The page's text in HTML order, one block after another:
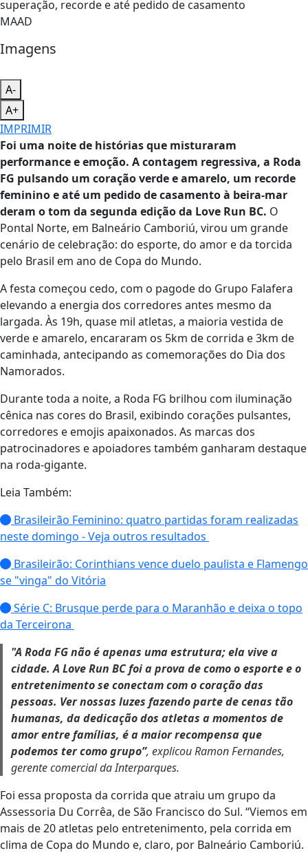
MAAD
Imagens
A-
A+
IMPRIMIR
Foi uma noite de histórias que misturaram
performance e emoção. A contagem regressiva, a Roda
FG pulsando um coração verde e amarelo, um recorde
feminino e até um pedido de casamento à beira-mar
deram o tom da segunda edição da Love Run BC. O
Pontal Norte, em Balneário Camboriú, virou um grande
cenário de celebração: do esporte, do amor e da torcida
pelo Brasil em ano de Copa do Mundo.
A festa começou cedo, com o pagode do Grupo Falafera
elevando a energia dos corredores antes mesmo da
largada. Às 19h, quase mil atletas, a maioria vestida de
verde e amarelo, encararam os 5km de corrida e 3km de
caminhada, antecipando as comemorações do Dia dos
Namorados.
Durante toda a noite, a Roda FG brilhou com iluminação
cênica nas cores do Brasil, exibindo corações pulsantes,
corredores e emojis apaixonados. As marcas dos
patrocinadores e apoiadores também ganharam destaque
na roda-gigante.
Leia Também:
Brasileirão Feminino: quatro partidas foram realizadas
neste domingo - Veja outros resultados
Brasileirão: Corinthians vence duelo paulista e Flamengo
se "vinga" do Vitória
Série C: Brusque perde para o Maranhão e deixa o topo
da Terceirona
"A Roda FG não é apenas uma estrutura; ela vive a
cidade. A Love Run BC foi a prova de como o esporte e o
entretenimento se conectam com o coração das
pessoas. Ver nossas luzes fazendo parte de cenas tão
humanas, da dedicação dos atletas a momentos de
amor entre famílias, é a maior recompensa que
podemos ter como grupo”, explicou Ramon Fernandes,
gerente comercial da Interparques.
Foi essa proposta da corrida que atraiu um grupo da
Assessoria Du Corrêa, de São Francisco do Sul. “Viemos em
mais de 20 atletas pelo entretenimento, pela corrida em
clima de Copa do Mundo e, claro, por Balneário Camboriú.